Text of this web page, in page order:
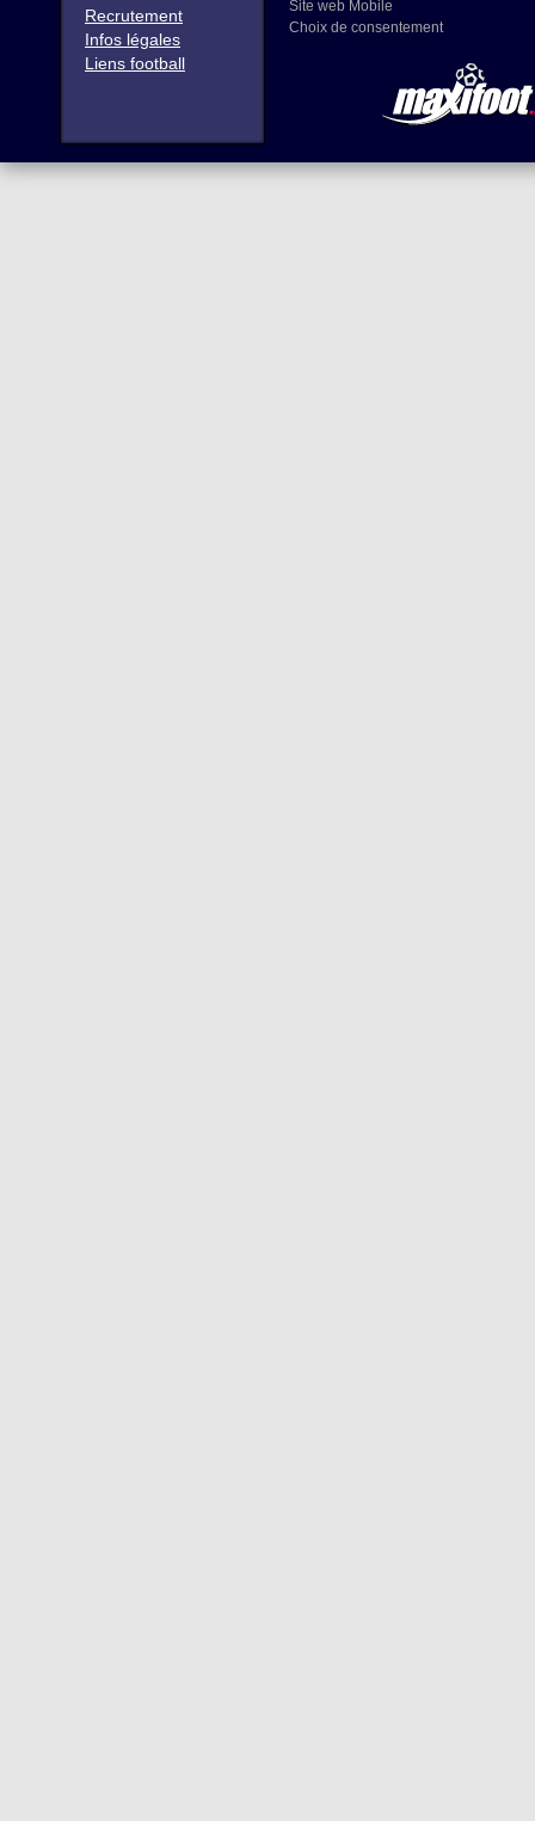
Recrutement
Infos légales
Liens football
Site web Mobile
Choix de consentement